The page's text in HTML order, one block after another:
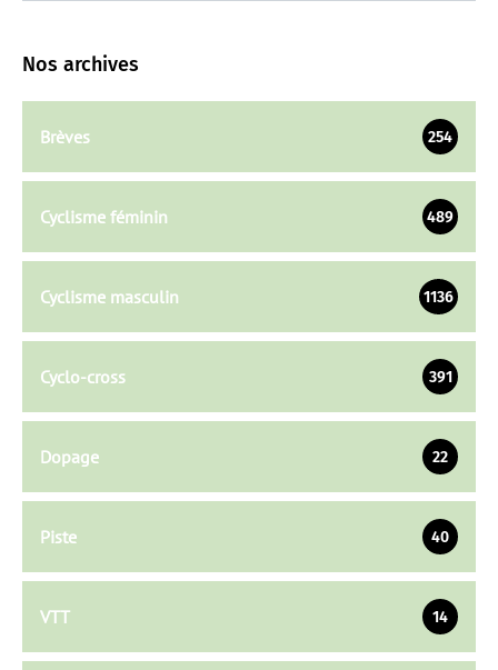
Nos archives
Brèves 254
Cyclisme féminin 489
Cyclisme masculin 1136
Cyclo-cross 391
Dopage 22
Piste 40
VTT 14